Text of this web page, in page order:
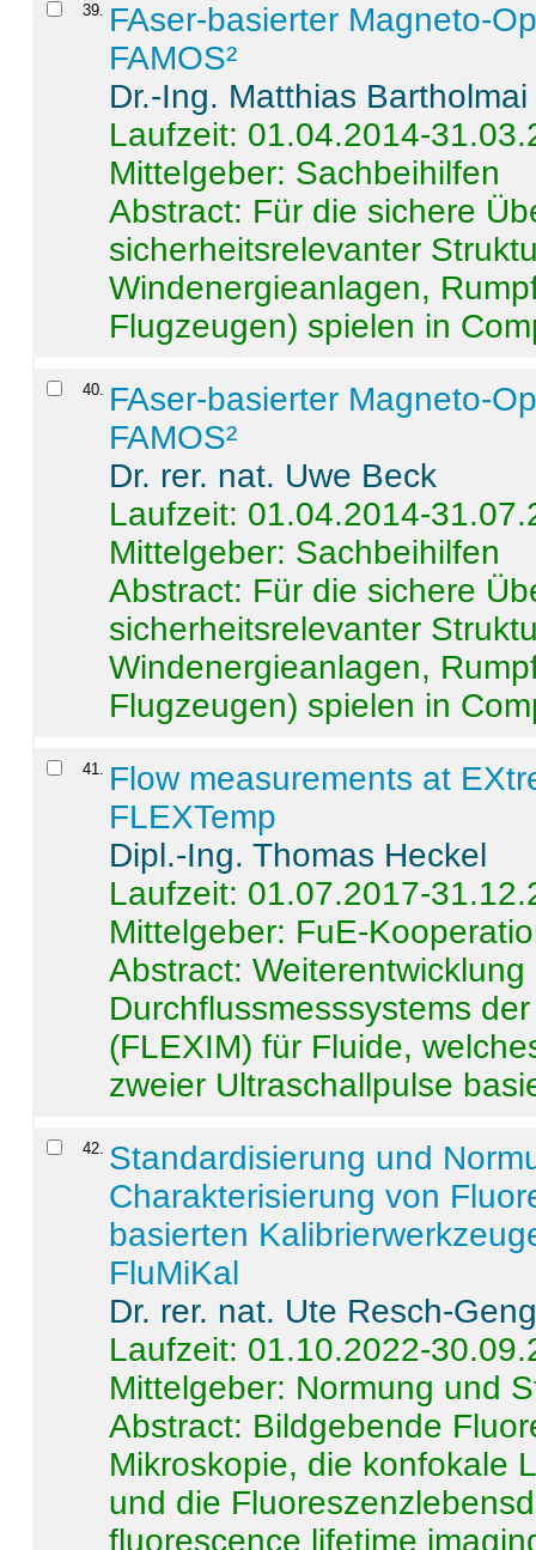
39. FAser-basierter Magneto-
FAMOS²
Dr.-Ing. Matthias Bartholmai
Laufzeit: 01.04.2014-
Mittelgeber: Sachbeihilfen
Abstract: Für die sichere
sicherheitsrelevanter
Windenergieanlagen,
Flugzeugen) spielen in
40. FAser-basierter Magneto-
FAMOS²
Dr. rer. nat. Uwe Beck
Laufzeit: 01.04.2014-
Mittelgeber: Sachbeihilfen
Abstract: Für die sichere
sicherheitsrelevanter
Windenergieanlagen,
Flugzeugen) spielen in
41. Flow measurements at
FLEXTemp
Dipl.-Ing. Thomas Heckel
Laufzeit: 01.07.2017-
Mittelgeber: FuE-
Abstract:
Durchflussmesssystems
(FLEXIM) für Fluide,
zweier Ultraschallpulse
42. Standardisierung und
Charakterisierung von
basierten
FluMiKal
Dr. rer. nat. Ute Resch-
Laufzeit: 01.10.2022-
Mittelgeber: Normung und
Abstract: Bildgebende
Mikroskopie, die konfokale
und die
fluorescence lifetime